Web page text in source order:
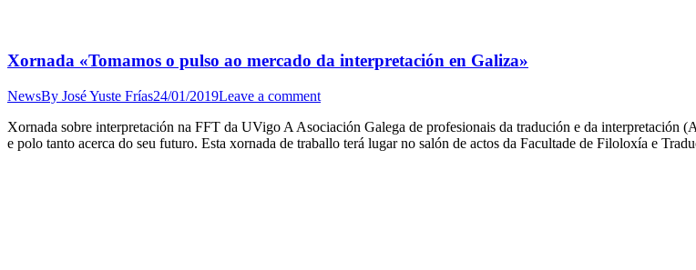
Xornada «Tomamos o pulso ao mercado da interpretación en Galiza»
NewsBy José Yuste Frías24/01/2019Leave a comment
Xornada sobre interpretación na FFT da UVigo A Asociación Galega de profesionais da tradución e da interpretación
e polo tanto acerca do seu futuro. Esta xornada de traballo terá lugar no salón de actos da Facultade de Filoloxía e